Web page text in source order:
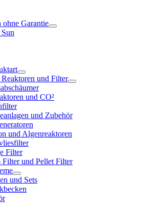
ohne Garantie
und Filter
und CO²
und Zubehör
und Algenreaktoren
Filter
Filter und Pellet Filter
und Sets